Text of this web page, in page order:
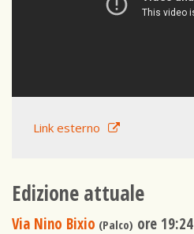
Link esterno
Edizione attuale
Via Nino Bixio (Palco) ore 19:24